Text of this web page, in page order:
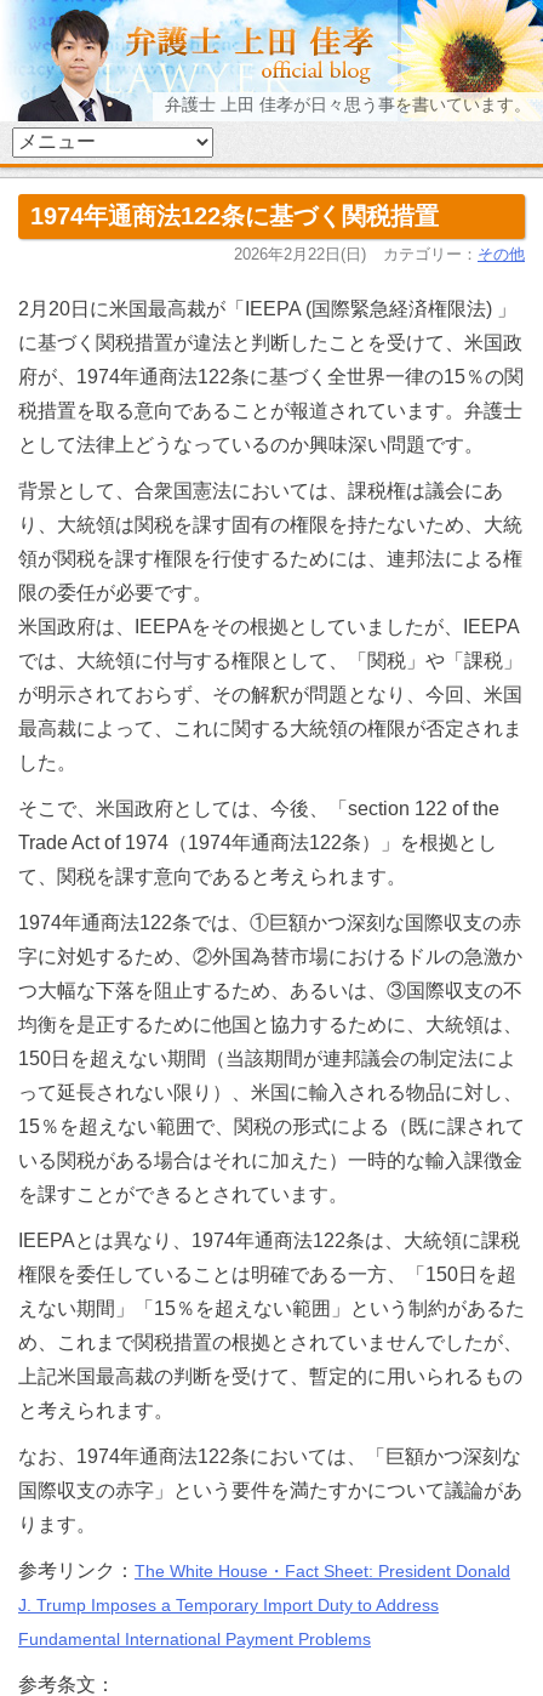
弁護士 上田 佳孝が日々思う事を書いています。
1974年通商法122条に基づく関税措置
2026年2月22日(日) カテゴリー： その他
2月20日に米国最高裁が「IEEPA (国際緊急経済権限法) 」
に基づく関税措置が違法と判断したことを受けて、米国政
府が、1974年通商法122条に基づく全世界一律の15％の関
税措置を取る意向であることが報道されています。弁護士
として法律上どうなっているのか興味深い問題です。
背景として、合衆国憲法においては、課税権は議会にあ
り、大統領は関税を課す固有の権限を持たないため、大統
領が関税を課す権限を行使するためには、連邦法による権
限の委任が必要です。
米国政府は、IEEPAをその根拠としていましたが、IEEPA
では、大統領に付与する権限として、「関税」や「課税」
が明示されておらず、その解釈が問題となり、今回、米国
最高裁によって、これに関する大統領の権限が否定されま
した。
そこで、米国政府としては、今後、「section 122 of the
Trade Act of 1974（1974年通商法122条）」を根拠とし
て、関税を課す意向であると考えられます。
1974年通商法122条では、①巨額かつ深刻な国際収支の赤
字に対処するため、②外国為替市場におけるドルの急激か
つ大幅な下落を阻止するため、あるいは、③国際収支の不
均衡を是正するために他国と協力するために、大統領は、
150日を超えない期間（当該期間が連邦議会の制定法によ
って延長されない限り）、米国に輸入される物品に対し、
15％を超えない範囲で、関税の形式による（既に課されて
いる関税がある場合はそれに加えた）一時的な輸入課徴金
を課すことができるとされています。
IEEPAとは異なり、1974年通商法122条は、大統領に課税
権限を委任していることは明確である一方、「150日を超
えない期間」「15％を超えない範囲」という制約があるた
め、これまで関税措置の根拠とされていませんでしたが、
上記米国最高裁の判断を受けて、暫定的に用いられるもの
と考えられます。
なお、1974年通商法122条においては、「巨額かつ深刻な
国際収支の赤字」という要件を満たすかについて議論があ
ります。
参考リンク： The White House・Fact Sheet: President Donald
J. Trump Imposes a Temporary Import Duty to Address
Fundamental International Payment Problems
参考条文：